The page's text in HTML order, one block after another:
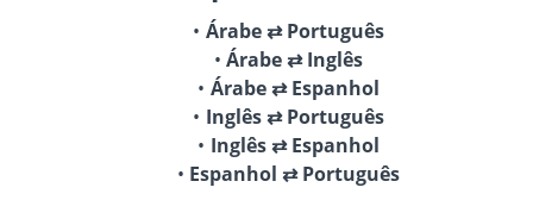
Árabe ⇄ Português
Árabe ⇄ Inglês
Árabe ⇄ Espanhol
Inglês ⇄ Português
Inglês ⇄ Espanhol
Espanhol ⇄ Português